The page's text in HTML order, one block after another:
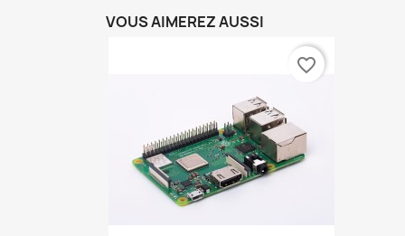
VOUS AIMEREZ AUSSI
favorite_border